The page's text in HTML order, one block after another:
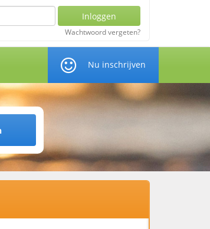
Inloggen
Wachtwoord vergeten?
Nu inschrijven